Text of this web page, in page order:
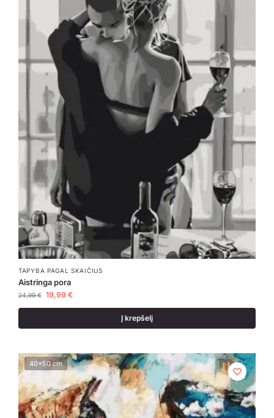
TAPYBA PAGAL SKAIČIUS
Aistringa pora
24,99€ 19,99 €
Į krepšelį
40x50 cm